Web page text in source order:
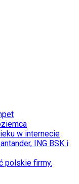
w internecie
ING BSK i
polskie firmy.